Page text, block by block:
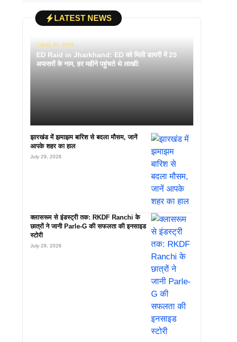
LATEST NEWS
July 31, 2026
ED Raid in Jharkhand: ED को मिली डायरी में 25
अफसरों के नाम, हर महीने पहुंचते थे लाखों!
झारखंड में झमाझम बारिश से बदला मौसम, जानें
आपके शहर का हाल
July 29, 2026
क्लासरूम से इंडस्ट्री तक: RKDF Ranchi के
छात्रों ने जानी Parle-G की सफलता की इनसाइड
स्टोरी
July 29, 2026